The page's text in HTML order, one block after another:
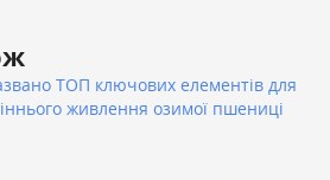
ТОП ключових елементів для
живлення озимої пшениці